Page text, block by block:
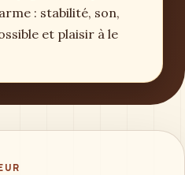
: stabilité, son,
et plaisir à le